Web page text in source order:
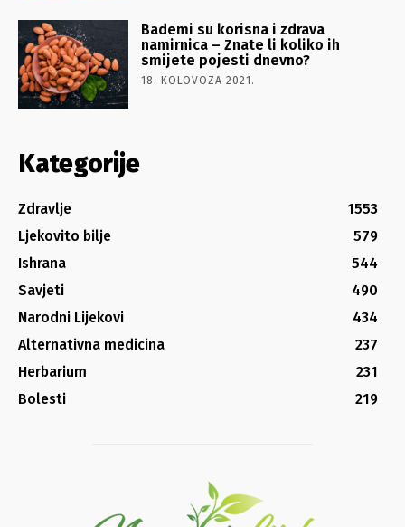
Bademi su korisna i zdrava
namirnica – Znate li koliko ih
smijete pojesti dnevno?
18. KOLOVOZA 2021.
Kategorije
Zdravlje
1553
Ljekovito bilje
579
Ishrana
544
Savjeti
490
Narodni Lijekovi
434
Alternativna medicina
237
Herbarium
231
Bolesti
219